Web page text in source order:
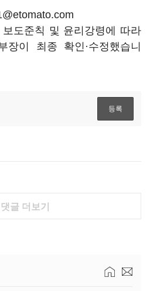
도준칙 및 윤리강령에 따라
장이 최종 확인·수정했습니
댓글 더보기